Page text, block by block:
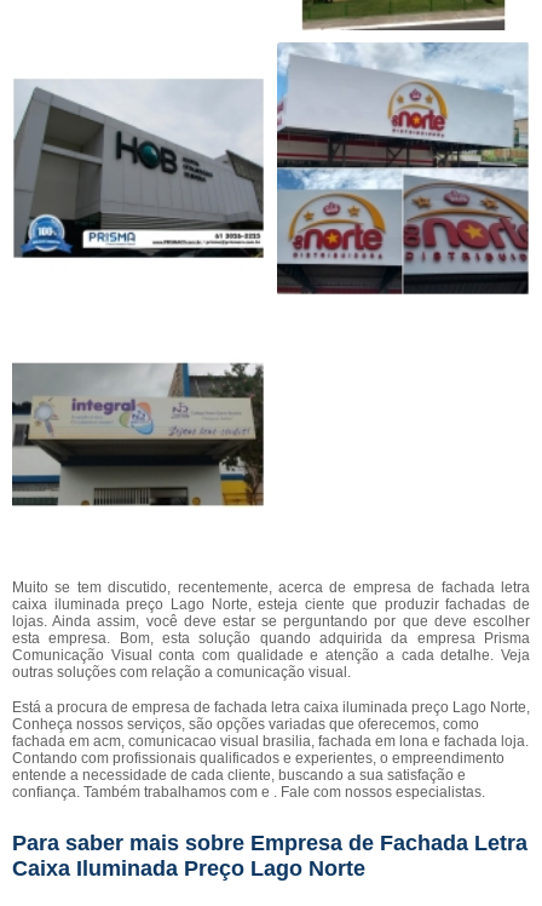
Muito se tem discutido, recentemente, acerca de empresa de fachada letra
caixa iluminada preço Lago Norte, esteja ciente que produzir fachadas de
lojas. Ainda assim, você deve estar se perguntando por que deve escolher
esta empresa. Bom, esta solução quando adquirida da empresa Prisma
Comunicação Visual conta com qualidade e atenção a cada detalhe. Veja
outras soluções com relação a comunicação visual.
Está a procura de empresa de fachada letra caixa iluminada preço Lago Norte,
Conheça nossos serviços, são opções variadas que oferecemos, como
fachada em acm, comunicacao visual brasilia, fachada em lona e fachada loja.
Contando com profissionais qualificados e experientes, o empreendimento
entende a necessidade de cada cliente, buscando a sua satisfação e
confiança. Também trabalhamos com e . Fale com nossos especialistas.
Para saber mais sobre Empresa de Fachada Letra
Caixa Iluminada Preço Lago Norte